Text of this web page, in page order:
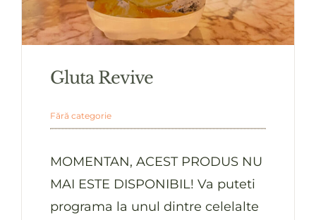
Gluta Revive
Fără categorie
MOMENTAN, ACEST PRODUS NU
MAI ESTE DISPONIBIL! Va puteti
programa la unul dintre celelalte